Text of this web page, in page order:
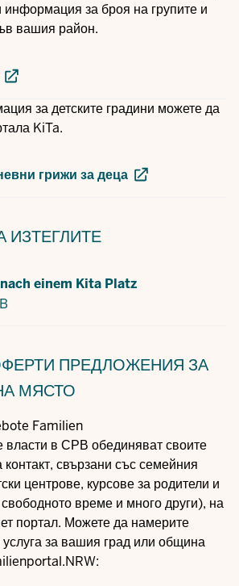
информация за броя на групите и
вашия район.
за детските градини можете да
KiTa.
грижи за деца
ИЗТЕГЛИТЕ
einem Kita Platz
ПРЕДЛОЖЕНИЯ ЗА
МЯСТО
власти в СРВ обединяват своите
контакт, свързани със семейния
центрове, курсове за родители и
време и много други), на
портал. Можете да намерите
услуга за вашия град или община